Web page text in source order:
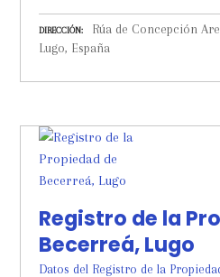
DIRECCIÓN
Rúa de Concepción
Lugo, España
Registro de la
Becerreá, Lugo
Datos del Registro de la